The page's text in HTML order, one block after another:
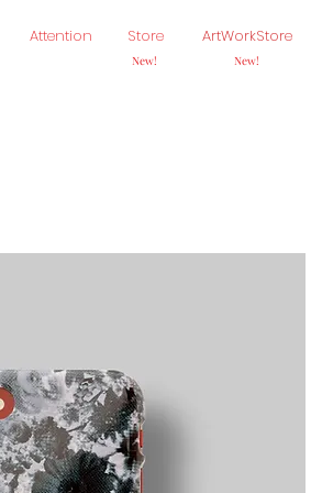
Attention Store
New!
ArtWorkStore
New!